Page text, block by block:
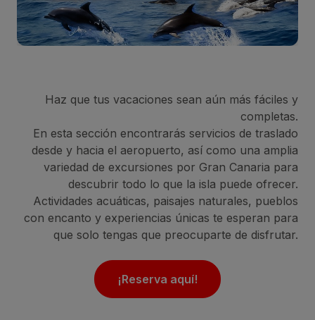
Haz que tus vacaciones sean aún más fáciles y
completas.
En esta sección encontrarás servicios de traslado
desde y hacia el aeropuerto, así como una amplia
variedad de excursiones por Gran Canaria para
descubrir todo lo que la isla puede ofrecer.
Actividades acuáticas, paisajes naturales, pueblos
con encanto y experiencias únicas te esperan para
que solo tengas que preocuparte de disfrutar.
¡Reserva aquí!